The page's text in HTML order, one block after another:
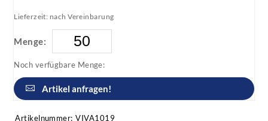
Lieferzeit: nach Vereinbarung
Menge:
Noch verfügbare Menge:
Artikel anfragen!
Artikelnummer: VIVA1019